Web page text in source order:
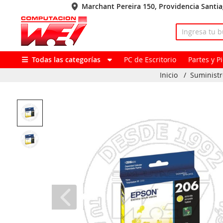
Marchant Pereira 150, Providencia
Todas las categorías PC de Escritorio
Partes y
Inicio
/